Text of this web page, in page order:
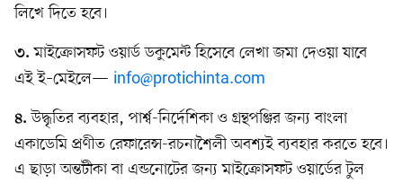
লিখে দিতে হবে।
৩. মাইক্রোসফট ওয়ার্ড ডকুমেন্ট হিসেবে লেখা জমা দেওয়া যাবে
এই ই–মেইলে— info@protichinta.com
৪. উদ্ধৃতির ব্যবহার, পার্শ্ব-নির্দেশিকা ও গ্রন্থপঞ্জির জন্য বাংলা
একাডেমি প্রণীত রেফারেন্স-রচনাশৈলী অবশ্যই ব্যবহার করতে হবে।
এ ছাড়া অন্তটীকা বা এন্ডনোটের জন্য মাইক্রোসফট ওয়ার্ডের টুল